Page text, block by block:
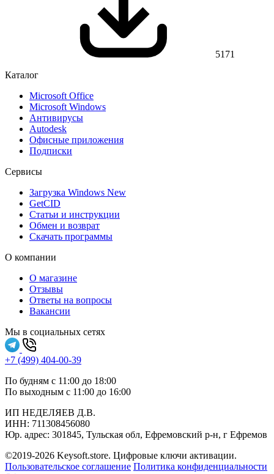
5171
Каталог
Microsoft Office
Microsoft Windows
Антивирусы
Autodesk
Офисные приложения
Подписки
Сервисы
Загрузка Windows New
GetCID
Статьи и инструкции
Обмен и возврат
Скачать программы
О компании
О магазине
Отзывы
Ответы на вопросы
Вакансии
Мы в социальных сетях
+7 (499) 404-00-39
По будням с 11:00 до 18:00
По выходным с 11:00 до 16:00
ИП НЕДЕЛЯЕВ Д.В.
ИНН: 711308‍456080
Юр. адрес: 301845, Тульская обл, Ефремовский р-н, г Ефремов
©2019-2026 Keysoft.store. Цифровые ключи активации.
Пользовательское соглашение Политика конфиденциальности